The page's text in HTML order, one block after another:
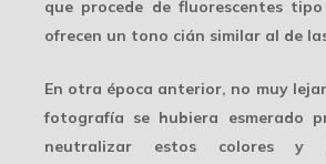
que procede de fluorescentes
ofrecen un tono cián similar al de
En otra época anterior, no muy
fotografía se hubiera esmerado
neutralizar estos colores y